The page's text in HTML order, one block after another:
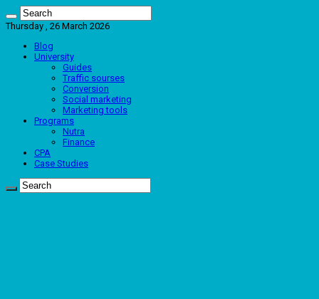
Thursday , 26 March 2026
Blog
University
Guides
Traffic sourses
Conversion
Social marketing
Marketing tools
Programs
Nutra
Finance
CPA
Case Studies